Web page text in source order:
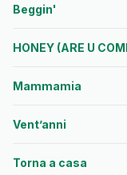
Beggin'
HONEY (ARE U
Mammamia
Vent’anni
Torna a casa